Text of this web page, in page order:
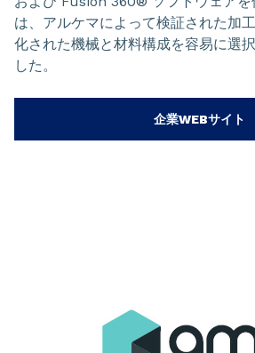
は、アルケマによって検証された加
化された機械と材料構成を容易に選
した。
企業WEBサイト